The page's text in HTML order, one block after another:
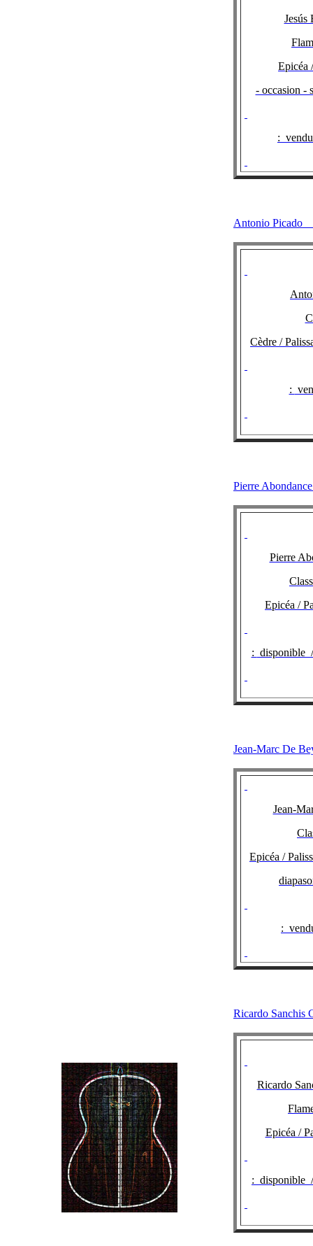
Jesús
Epicéa
- occasion -
:
Antonio
Cèdre /
:
Pierre
Pierre
Epicéa /
: disponible
Jean-Marc
Jean-
Epicéa /
:
Ricardo
Ricardo
Epicéa /
: disponible